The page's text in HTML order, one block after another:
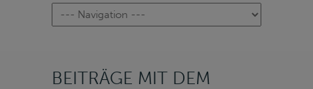
Navigation
BEITRÄGE MIT DEM